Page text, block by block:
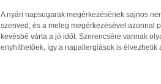
A nyári napsugarak megérkezésének sajnos
szenved, és a meleg megérkezésével azonnal
kevésbé várta a jó időt. Szerencsére vannak
enyhíthetőek, így a napallergiások is élvezhetik